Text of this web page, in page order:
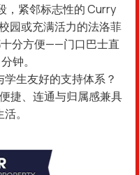
，紧邻标志性的 Curry
园或充满活力的法洛菲
分方便——门口巴士直
钟。
生友好的支持体系？
捷、连通与归属感兼具
。